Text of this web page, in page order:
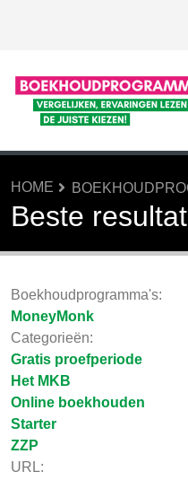
HOME
Beste
Boekhoudprogramma's:
MoneyMonk
Categorieën:
Gratis proefperiode
Het MKB
Online boekhouden
Starter
ZZP
URL: